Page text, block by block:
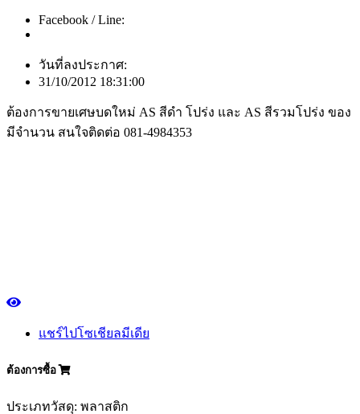
Facebook / Line:
วันที่ลงประกาศ:
31/10/2012 18:31:00
ต้องการขายเศษบดใหม่ AS สีดำ โปร่ง และ AS สีรวมโปร่ง ของ
มีจำนวน สนใจติดต่อ 081-4984353
แชร์ไปโซเชียลมีเดีย
ต้องการซื้อ
ประเภทวัสดุ: พลาสติก